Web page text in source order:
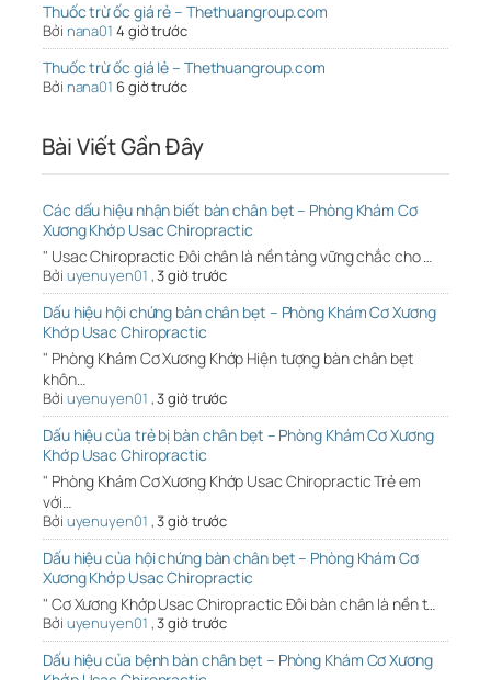
Thuốc trừ ốc giá rẻ – Thethuangroup.com
Bởi nana01 4 giờ trước
Thuốc trừ ốc giá lẻ – Thethuangroup.com
Bởi nana01 6 giờ trước
Bài Viết Gần Đây
Các dấu hiệu nhận biết bàn chân bẹt – Phòng Khám Cơ
Xương Khớp Usac Chiropractic
" Usac Chiropractic Đôi chân là nền tảng vững chắc cho …
Bởi uyenuyen01 ,3 giờ trước
Dấu hiệu hội chứng bàn chân bẹt – Phòng Khám Cơ Xương
Khớp Usac Chiropractic
" Phòng Khám Cơ Xương Khớp Hiện tượng bàn chân bẹt
khôn…
Bởi uyenuyen01 ,3 giờ trước
Dấu hiệu của trẻ bị bàn chân bẹt – Phòng Khám Cơ Xương
Khớp Usac Chiropractic
" Phòng Khám Cơ Xương Khớp Usac Chiropractic Trẻ em
với…
Bởi uyenuyen01 ,3 giờ trước
Dấu hiệu của hội chứng bàn chân bẹt – Phòng Khám Cơ
Xương Khớp Usac Chiropractic
" Cơ Xương Khớp Usac Chiropractic Đôi bàn chân là nền t…
Bởi uyenuyen01 ,3 giờ trước
Dấu hiệu của bệnh bàn chân bẹt – Phòng Khám Cơ Xương